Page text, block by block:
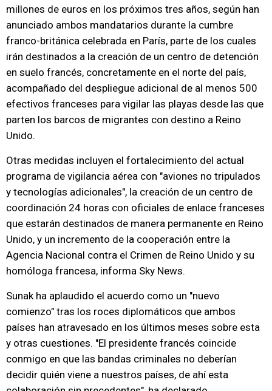
millones de euros en los próximos tres años, según han
anunciado ambos mandatarios durante la cumbre
franco-británica celebrada en París, parte de los cuales
irán destinados a la creación de un centro de detención
en suelo francés, concretamente en el norte del país,
acompañado del despliegue adicional de al menos 500
efectivos franceses para vigilar las playas desde las que
parten los barcos de migrantes con destino a Reino
Unido.
Otras medidas incluyen el fortalecimiento del actual
programa de vigilancia aérea con "aviones no tripulados
y tecnologías adicionales", la creación de un centro de
coordinación 24 horas con oficiales de enlace franceses
que estarán destinados de manera permanente en Reino
Unido, y un incremento de la cooperación entre la
Agencia Nacional contra el Crimen de Reino Unido y su
homóloga francesa, informa Sky News.
Sunak ha aplaudido el acuerdo como un "nuevo
comienzo" tras los roces diplomáticos que ambos
países han atravesado en los últimos meses sobre esta
y otras cuestiones. "El presidente francés coincide
conmigo en que las bandas criminales no deberían
decidir quién viene a nuestros países, de ahí esta